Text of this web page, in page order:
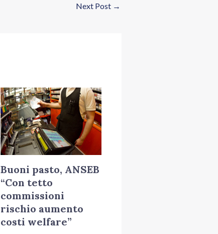
Next Post →
Buoni pasto, ANSEB
“Con tetto
commissioni
rischio aumento
costi welfare”